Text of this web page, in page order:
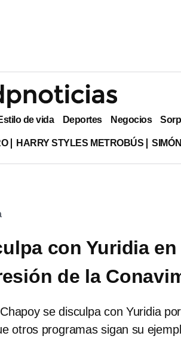
de vida Deportes Negocios
HARRY STYLES METROBÚS
con Yuridia en
de la
se disculpa con Yuridia por
otros programas sigan su